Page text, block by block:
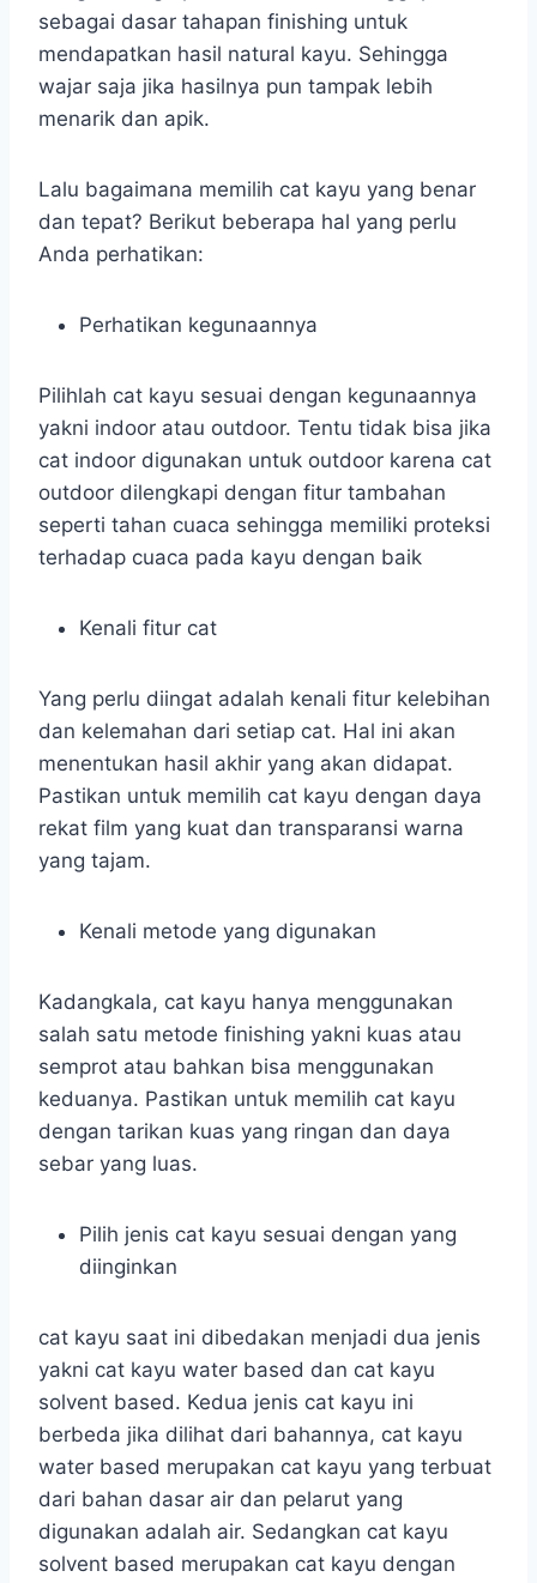
sebagai dasar tahapan finishing untuk
mendapatkan hasil natural kayu. Sehingga
wajar saja jika hasilnya pun tampak lebih
menarik dan apik.
Lalu bagaimana memilih cat kayu yang benar
dan tepat? Berikut beberapa hal yang perlu
Anda perhatikan:
Perhatikan kegunaannya
Pilihlah cat kayu sesuai dengan kegunaannya
yakni indoor atau outdoor. Tentu tidak bisa jika
cat indoor digunakan untuk outdoor karena cat
outdoor dilengkapi dengan fitur tambahan
seperti tahan cuaca sehingga memiliki proteksi
terhadap cuaca pada kayu dengan baik
Kenali fitur cat
Yang perlu diingat adalah kenali fitur kelebihan
dan kelemahan dari setiap cat. Hal ini akan
menentukan hasil akhir yang akan didapat.
Pastikan untuk memilih cat kayu dengan daya
rekat film yang kuat dan transparansi warna
yang tajam.
Kenali metode yang digunakan
Kadangkala, cat kayu hanya menggunakan
salah satu metode finishing yakni kuas atau
semprot atau bahkan bisa menggunakan
keduanya. Pastikan untuk memilih cat kayu
dengan tarikan kuas yang ringan dan daya
sebar yang luas.
Pilih jenis cat kayu sesuai dengan yang
diinginkan
cat kayu saat ini dibedakan menjadi dua jenis
yakni cat kayu water based dan cat kayu
solvent based. Kedua jenis cat kayu ini
berbeda jika dilihat dari bahannya, cat kayu
water based merupakan cat kayu yang terbuat
dari bahan dasar air dan pelarut yang
digunakan adalah air. Sedangkan cat kayu
solvent based merupakan cat kayu dengan